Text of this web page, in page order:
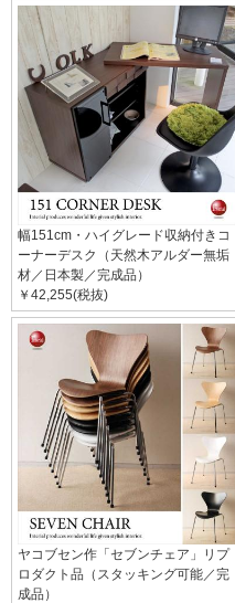
幅151cm・ハイグレード収納付きコ
ーナーデスク（天然木アルダー無垢
材／日本製／完成品）
￥42,255(税抜)
ヤコブセン作「セブンチェア」リプ
ロダクト品（スタッキング可能／完
成品）